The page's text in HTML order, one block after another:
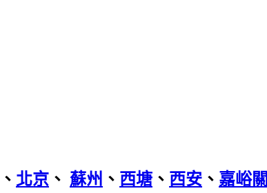
、 北京 、 蘇州 、 西塘 、 西安 、 嘉峪關